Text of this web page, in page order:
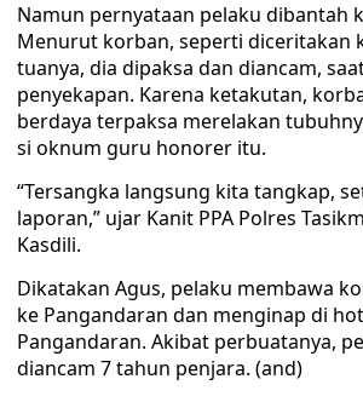
Namun pernyataan pelaku dibantah
Menurut korban, seperti diceritakan
tuanya, dia dipaksa dan diancam,
penyekapan. Karena ketakutan,
berdaya terpaksa merelakan
si oknum guru honorer itu.
“Tersangka langsung kita tangkap,
laporan,” ujar Kanit PPA Polres
Kasdili.
Dikatakan Agus, pelaku membawa
ke Pangandaran dan menginap di
Pangandaran. Akibat perbuatanya,
diancam 7 tahun penjara. (and)